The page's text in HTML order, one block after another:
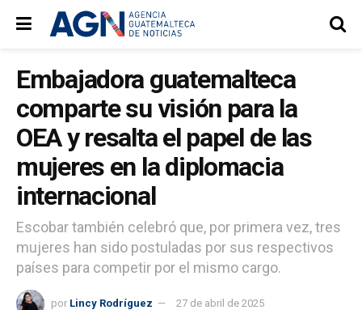
Embajadora guatemalteca
comparte su visión para la
OEA y resalta el papel de las
mujeres en la diplomacia
internacional
Escobar también celebró que, por primera vez, tres
mujeres han sido postuladas por sus respectivos
países para competir por el mismo cargo.
por Lincy Rodríguez 27 de abril de 2025